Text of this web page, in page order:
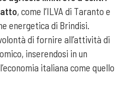
, come l’ILVA di Taranto e
energetica di Brindisi.
di fornire all’attività di
inserendosi in un
italiana come quello